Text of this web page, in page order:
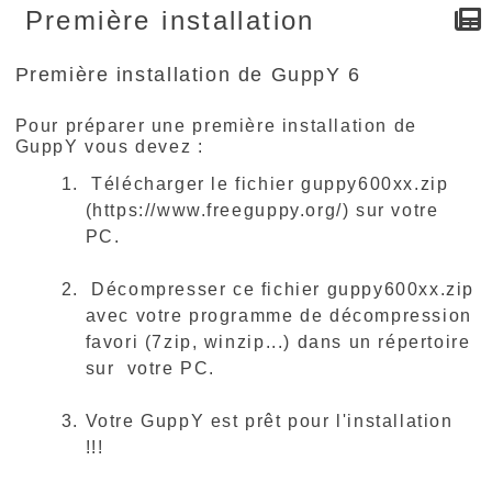
Première installation
Première installation de GuppY 6
Pour préparer une première installation de
GuppY vous devez :
Télécharger le fichier guppy600xx.zip
(https://www.freeguppy.org/) sur votre
PC.
Décompresser ce fichier guppy600xx.zip
avec votre programme de décompression
favori (7zip, winzip...) dans un répertoire
sur votre PC.
Votre GuppY est prêt pour l'installation
!!!